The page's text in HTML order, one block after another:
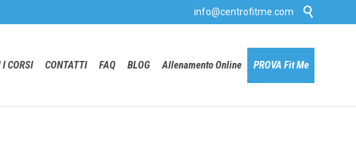
info@centrofitme.com 
content
CORSI CONTATTI FAQ BLOG Allenamento Online PROVA Fit Me